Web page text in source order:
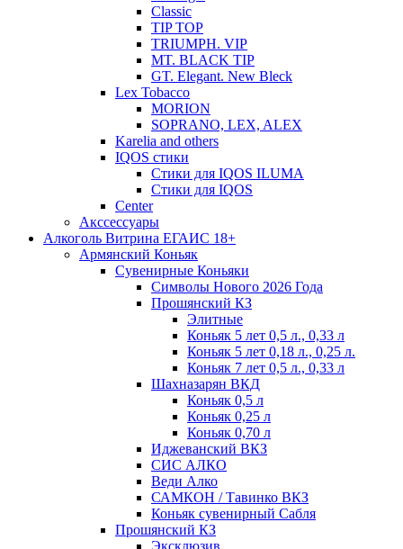
Classic
TIP TOP
TRIUMPH. VIP
MT. BLACK TIP
GT. Elegant. New Bleck
Lex Tobacco
MORION
SOPRANO, LEX, ALEX
Karelia and others
IQOS стики
Стики для IQOS ILUMA
Стики для IQOS
Сenter
Акссессуары
Алкоголь Витрина ЕГАИС 18+
Армянский Коньяк
Сувенирные Коньяки
Символы Нового 2026 Года
Прошянский КЗ
Элитные
Коньяк 5 лет 0,5 л., 0,33 л
Коньяк 5 лет 0,18 л., 0,25 л.
Коньяк 7 лет 0,5 л., 0,33 л
Шахназарян ВКД
Коньяк 0,5 л
Коньяк 0,25 л
Коньяк 0,70 л
Иджеванский ВКЗ
СИС АЛКО
Веди Алко
САМКОН / Тавинко ВКЗ
Коньяк сувенирный Сабля
Прошянский КЗ
Эксклюзив